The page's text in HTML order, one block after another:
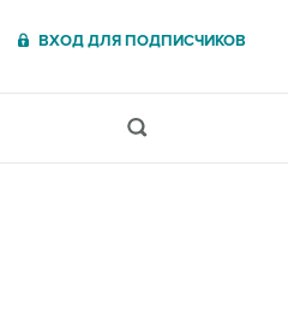
ВХОД ДЛЯ ПОДПИСЧИКОВ